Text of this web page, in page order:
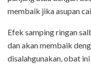
membaik jika asupan
Efek samping ringan
dan akan membaik
disalahgunakan, obat